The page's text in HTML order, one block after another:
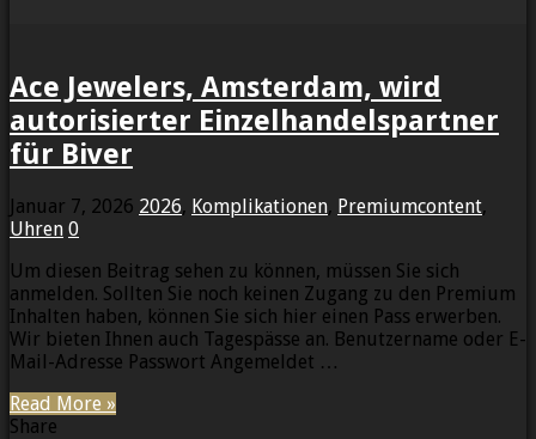
Ace Jewelers, Amsterdam, wird
autorisierter Einzelhandelspartner
für Biver
Januar 7, 2026 2026, Komplikationen, Premiumcontent,
Uhren 0
Um diesen Beitrag sehen zu können, müssen Sie sich
anmelden. Sollten Sie noch keinen Zugang zu den Premium
Inhalten haben, können Sie sich hier einen Pass erwerben.
Wir bieten Ihnen auch Tagespässe an. Benutzername oder E-
Mail-Adresse Passwort Angemeldet …
Read More »
Share